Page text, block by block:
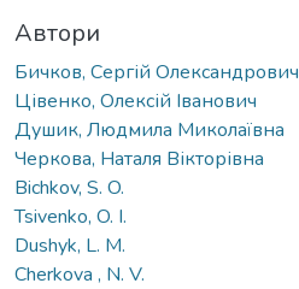
Автори
Бичков, Сергій Олександрович
Цівенко, Олексій Іванович
Душик, Людмила Миколаївна
Черкова, Наталя Вікторівна
Bichkov, S. O.
Tsivenko, O. I.
Dushyk, L. M.
Cherkova , N. V.